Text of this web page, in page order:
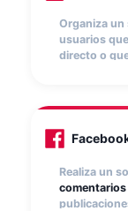
Organiza
usuarios que
directo o
Realiza un